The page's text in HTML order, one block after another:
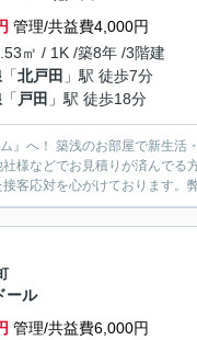
管理/共益費4,000円
㎡ / 1K /築8年 /3階建
「北戸田 」駅 徒歩7分
「 戸田 」駅 徒歩18分
』へ！ 築浅のお部屋で新生
様などでお見積りが済んで
にあわせた接客応対を心がけてお
ール
管理/共益費6,000円